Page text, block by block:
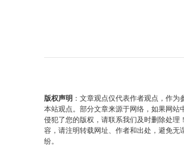
版权声明 ：文章观点仅代表作者观点，作为
本站观点。部分文章来源于网络，如果网站
侵犯了您的版权，请联系我们及时删除处理
容，请注明转载网址、作者和出处，避免无
纷。